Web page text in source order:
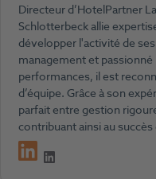
Directeur d’HotelPartner
Schlotterbeck allie
développer l'activité de
management et
performances, il est
d’équipe. Grâce à son
parfait entre gestion
contribuant ainsi au succès
LinkedIn